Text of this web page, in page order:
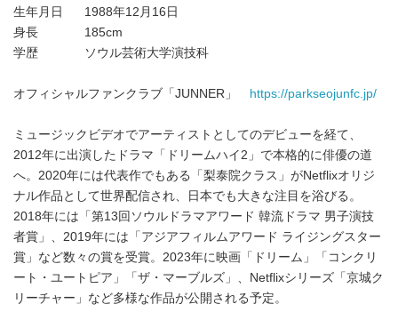
生年月日 1988年12月16日
身長 185cm
学歴 ソウル芸術大学演技科
オフィシャルファンクラブ「JUNNER」 https://parkseojunfc.jp/
ミュージックビデオでアーティストとしてのデビューを経て、
2012年に出演したドラマ「ドリームハイ2」で本格的に俳優の道
へ。2020年には代表作でもある「梨泰院クラス」がNetflixオリジ
ナル作品として世界配信され、日本でも大きな注目を浴びる。
2018年には「第13回ソウルドラマアワード 韓流ドラマ 男子演技
者賞」、2019年には「アジアフィルムアワード ライジングスター
賞」など数々の賞を受賞。2023年に映画「ドリーム」「コンクリ
ート・ユートピア」「ザ・マーブルズ」、Netflixシリーズ「京城ク
リーチャー」など多様な作品が公開される予定。